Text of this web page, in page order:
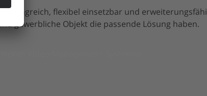
flexibel einsetzbar und
gewerbliche Objekt die passende Lösung haben.